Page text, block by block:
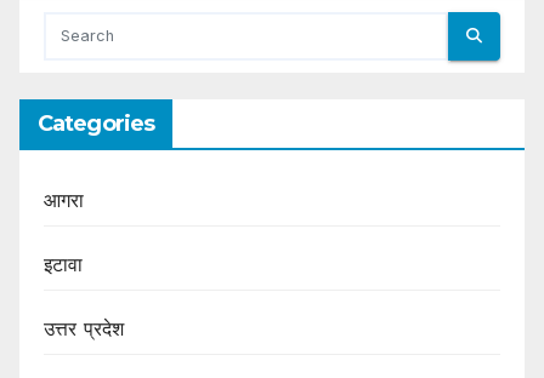
Categories
आगरा
इटावा
उत्तर प्रदेश